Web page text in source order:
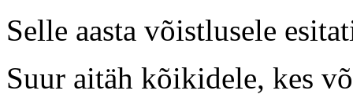
Selle aasta võistlusele
Suur aitäh kõikidele, kes